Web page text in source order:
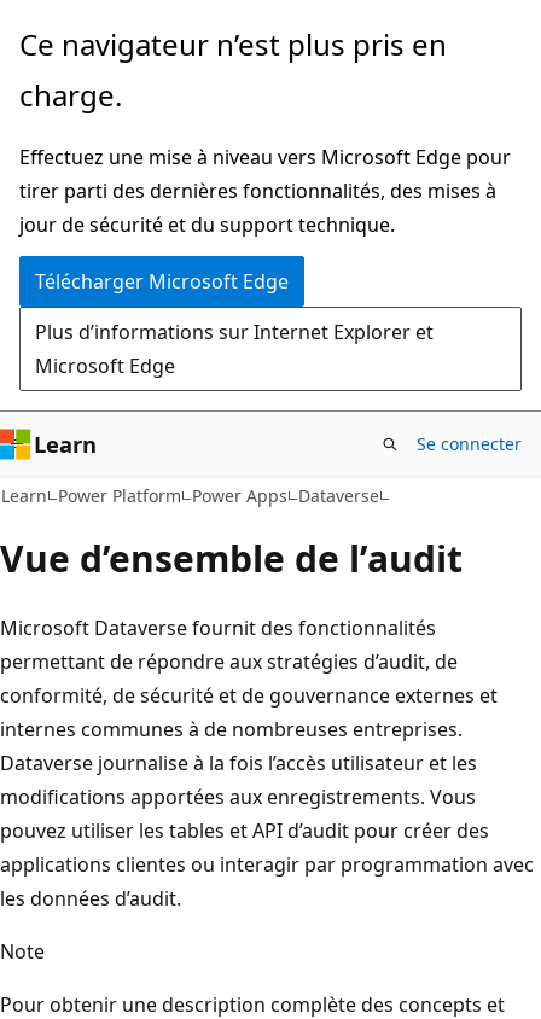
Passer
directement
au
principal
Ce navigateur n’est plus pris en
charge.
Effectuez une mise à niveau vers Microsoft Edge pour
tirer parti des dernières fonctionnalités, des mises à
jour de sécurité et du support technique.
Télécharger Microsoft Edge
Plus d’informations sur Internet Explorer et
Microsoft Edge
Learn Se connecter
Learn Power Platform Power Apps Dataverse
Vue d’ensemble de l’audit
Microsoft Dataverse fournit des fonctionnalités
permettant de répondre aux stratégies d’audit, de
conformité, de sécurité et de gouvernance externes et
internes communes à de nombreuses entreprises.
Dataverse journalise à la fois l’accès utilisateur et les
modifications apportées aux enregistrements. Vous
pouvez utiliser les tables et API d’audit pour créer des
applications clientes ou interagir par programmation avec
les données d’audit.
Note
Pour obtenir une description complète des concepts et